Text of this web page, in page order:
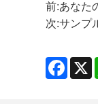
前:あなた
次:サンプ